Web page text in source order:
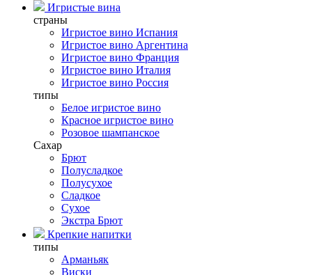
Игристые вина
страны
Игристое вино Испания
Игристое вино Аргентина
Игристое вино Франция
Игристое вино Италия
Игристое вино Россия
типы
Белое игристое вино
Красное игристое вино
Розовое шампанское
Сахар
Брют
Полусладкое
Полусухое
Сладкое
Сухое
Экстра Брют
Крепкие напитки
типы
Арманьяк
Виски